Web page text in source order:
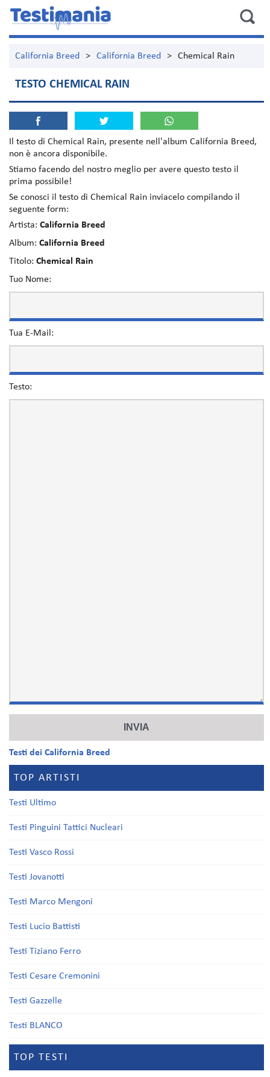
California Breed > California Breed > Chemical Rain
TESTO CHEMICAL RAIN
Il testo di Chemical Rain, presente nell'album California Breed,
non è ancora disponibile.
Stiamo facendo del nostro meglio per avere questo testo il
prima possibile!
Se conosci il testo di Chemical Rain inviacelo compilando il
seguente form:
Artista: California Breed
Album: California Breed
Titolo: Chemical Rain
Tuo Nome:
Tua E-Mail:
Testo:
Testi dei California Breed
TOP ARTISTI
Testi Ultimo
Testi Pinguini Tattici Nucleari
Testi Vasco Rossi
Testi Jovanotti
Testi Marco Mengoni
Testi Lucio Battisti
Testi Tiziano Ferro
Testi Cesare Cremonini
Testi Gazzelle
Testi BLANCO
TOP TESTI